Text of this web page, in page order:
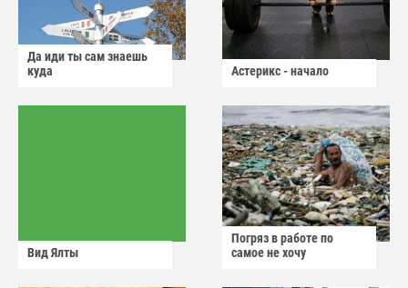
Да иди ты сам знаешь
куда
Астерикс - начало
Вид Ялты
Погряз в работе по
самое не хочу